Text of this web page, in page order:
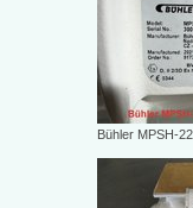
Bühler MPSH-